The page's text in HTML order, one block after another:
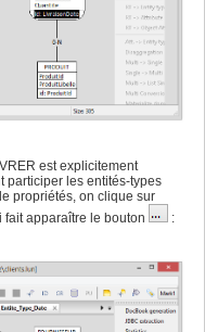
est explicitement
participer les entités-types
propriétés, on clique sur
fait apparaître le bouton
: